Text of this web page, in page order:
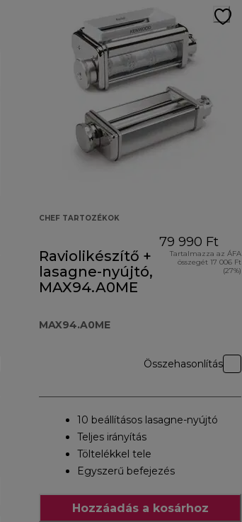
CHEF TARTOZÉKOK
Raviolikészítő +
lasagne-nyújtó,
MAX94.A0ME
MAX94.A0ME
79 990 Ft
Tartalmazza az ÁFA
összegét 17 006 Ft
(27%)
Összehasonlítás
10 beállításos lasagne-nyújtó
Teljes irányítás
Töltelékkel tele
Egyszerű befejezés
Hozzáadás a kosárhoz